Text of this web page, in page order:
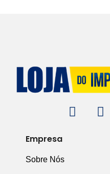
Empresa
Sobre Nós